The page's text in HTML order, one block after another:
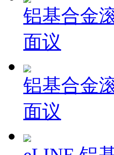
铝基合金
面议
铝基合金
面议